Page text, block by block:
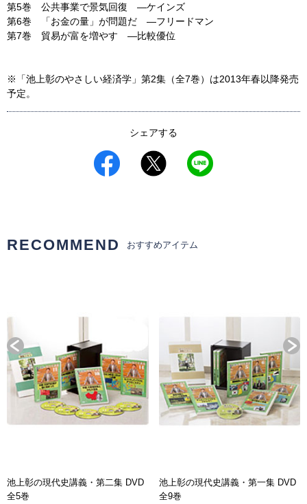
第5巻 公共事業で景気回復 ―ケインズ
第6巻 「お金の量」が問題だ ―フリードマン
第7巻 貿易が富を増やす ―比較優位
※「池上彰のやさしい経済学」第2集（全7巻）は2013年春以降発売
予定。
シェアする
RECOMMEND おすすめアイテム
池上彰の現代史講義・第二集 DVD
全5巻
池上彰の現代史講義・第一集 DVD
全9巻